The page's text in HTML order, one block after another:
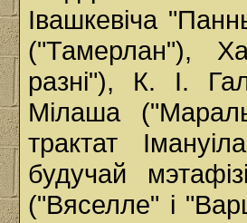
Івашкевіча
("Тамерлан"),
разні"), К. І.
Мілаша
трактат
будучай
("Вяселле" і